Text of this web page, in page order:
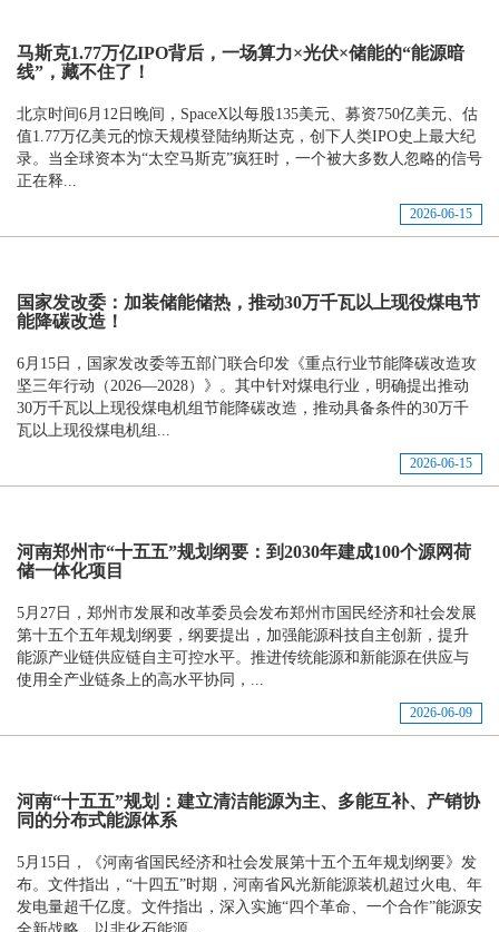
马斯克1.77万亿IPO背后，一场算力×光伏×储能的“能源暗
线”，藏不住了！
北京时间6月12日晚间，SpaceX以每股135美元、募资750亿美元、估
值1.77万亿美元的惊天规模登陆纳斯达克，创下人类IPO史上最大纪
录。当全球资本为“太空马斯克”疯狂时，一个被大多数人忽略的信号
正在释...
2026-06-15
国家发改委：加装储能储热，推动30万千瓦以上现役煤电节
能降碳改造！
6月15日，国家发改委等五部门联合印发《重点行业节能降碳改造攻
坚三年行动（2026—2028）》。其中针对煤电行业，明确提出推动
30万千瓦以上现役煤电机组节能降碳改造，推动具备条件的30万千
瓦以上现役煤电机组...
2026-06-15
河南郑州市“十五五”规划纲要：到2030年建成100个源网荷
储一体化项目
5月27日，郑州市发展和改革委员会发布郑州市国民经济和社会发展
第十五个五年规划纲要，纲要提出，加强能源科技自主创新，提升
能源产业链供应链自主可控水平。推进传统能源和新能源在供应与
使用全产业链条上的高水平协同，...
2026-06-09
河南“十五五”规划：建立清洁能源为主、多能互补、产销协
同的分布式能源体系
5月15日，《河南省国民经济和社会发展第十五个五年规划纲要》发
布。文件指出，“十四五”时期，河南省风光新能源装机超过火电、年
发电量超千亿度。文件指出，深入实施“四个革命、一个合作”能源安